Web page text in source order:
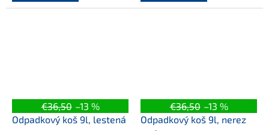
€36,50 –13 %
Odpadkový koš 9l, lestená
€36,50 –13 %
Odpadkový koš 9l, nerez